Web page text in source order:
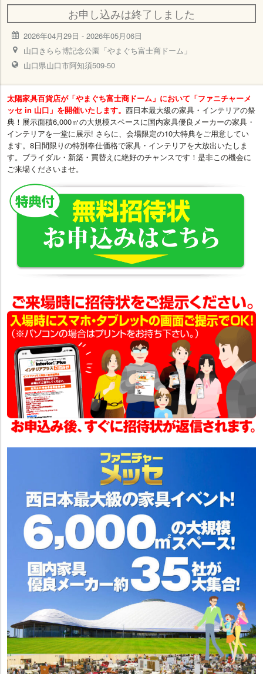
お申し込みは終了しました
2026年04月29日 - 2026年05月06日
山口きらら博記念公園「やまぐち富士商ドーム」
山口県山口市阿知須509-50
太陽家具百貨店が「やまぐち富士商ドーム」において「ファニチャーメ
ッセ in 山口」を開催いたします。 西日本最大級の家具・インテリアの祭
典！展示面積6,000㎡の大規模スペースに国内家具優良メーカーの家具・
インテリアを一堂に展示! さらに、会場限定の10大特典をご用意してい
ます。8日間限りの特別奉仕価格で家具・インテリアを大放出いたしま
す。ブライダル・新築・買替えに絶好のチャンスです！是非この機会に
ご来場くださいませ。